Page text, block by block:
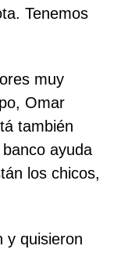
Tenemos
muy
Omar
también
ayuda
los chicos,
y quisieron